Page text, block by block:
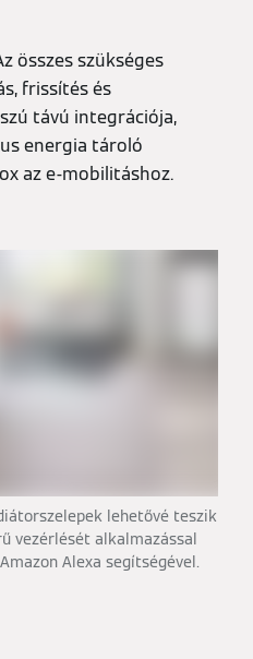
összes szükséges
frissítés és
távú integrációja,
energia tároló
az e-mobilitáshoz.
lehetővé teszik
vezérlését alkalmazással
Alexa segítségével.